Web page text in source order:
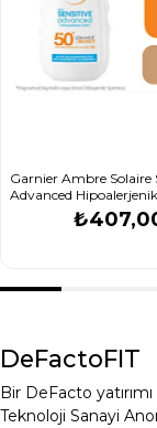
Garnier Ambre Solaire
Advanced
Koruyucu Sprey
DeFactoFIT
Bir DeFacto
Teknoloji Sanayi